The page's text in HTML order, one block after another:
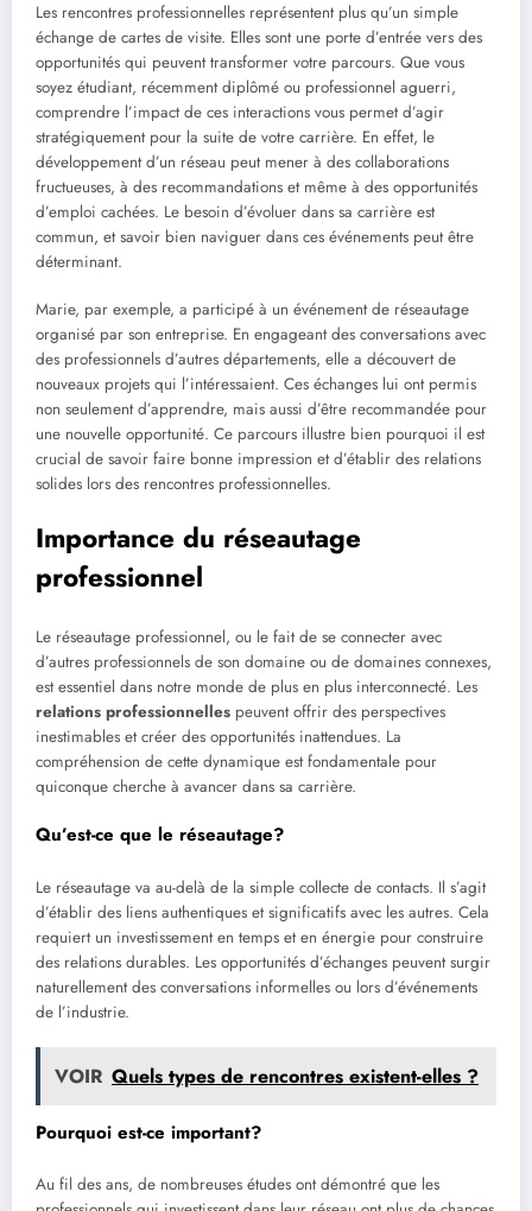
Les rencontres professionnelles représentent plus qu’un simple
échange de cartes de visite. Elles sont une porte d’entrée vers des
opportunités qui peuvent transformer votre parcours. Que vous
soyez étudiant, récemment diplômé ou professionnel aguerri,
comprendre l’impact de ces interactions vous permet d’agir
stratégiquement pour la suite de votre carrière. En effet, le
développement d’un réseau peut mener à des collaborations
fructueuses, à des recommandations et même à des opportunités
d’emploi cachées. Le besoin d’évoluer dans sa carrière est
commun, et savoir bien naviguer dans ces événements peut être
déterminant.
Marie, par exemple, a participé à un événement de réseautage
organisé par son entreprise. En engageant des conversations avec
des professionnels d’autres départements, elle a découvert de
nouveaux projets qui l’intéressaient. Ces échanges lui ont permis
non seulement d’apprendre, mais aussi d’être recommandée pour
une nouvelle opportunité. Ce parcours illustre bien pourquoi il est
crucial de savoir faire bonne impression et d’établir des relations
solides lors des rencontres professionnelles.
Importance du réseautage
professionnel
Le réseautage professionnel, ou le fait de se connecter avec
d’autres professionnels de son domaine ou de domaines connexes,
est essentiel dans notre monde de plus en plus interconnecté. Les
relations professionnelles peuvent offrir des perspectives
inestimables et créer des opportunités inattendues. La
compréhension de cette dynamique est fondamentale pour
quiconque cherche à avancer dans sa carrière.
Qu’est-ce que le réseautage?
Le réseautage va au-delà de la simple collecte de contacts. Il s’agit
d’établir des liens authentiques et significatifs avec les autres. Cela
requiert un investissement en temps et en énergie pour construire
des relations durables. Les opportunités d’échanges peuvent surgir
naturellement des conversations informelles ou lors d’événements
de l’industrie.
VOIR Quels types de rencontres existent-elles ?
Pourquoi est-ce important?
Au fil des ans, de nombreuses études ont démontré que les